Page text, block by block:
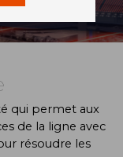
qui permet aux
de la ligne avec
résoudre les